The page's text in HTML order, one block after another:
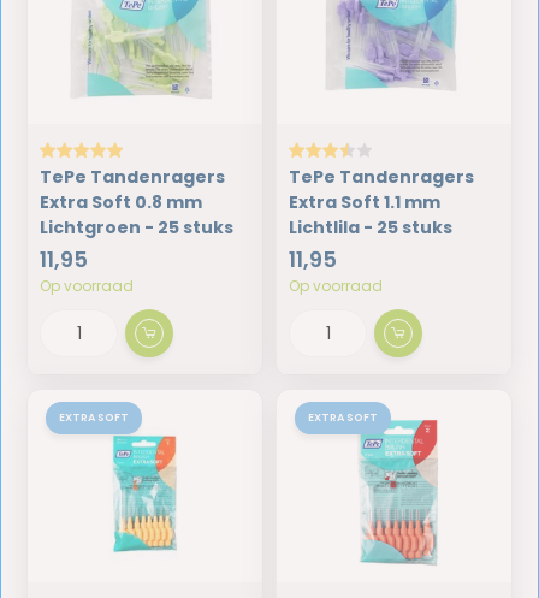
TePe Tandenragers
Extra Soft 0.8 mm
Lichtgroen - 25 stuks
11,95
Op voorraad
TePe Tandenragers
Extra Soft 1.1 mm
Lichtlila - 25 stuks
11,95
Op voorraad
EXTRA SOFT EXTRA SOFT